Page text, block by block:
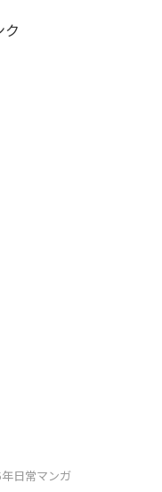
ク
日常マンガ